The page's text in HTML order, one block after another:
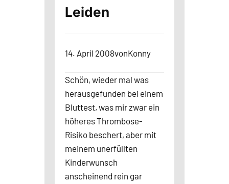
Leiden
14. April 2008vonKonny
Schön, wieder mal was
herausgefunden bei einem
Bluttest, was mir zwar ein
höheres Thrombose-
Risiko beschert, aber mit
meinem unerfüllten
Kinderwunsch
anscheinend rein gar